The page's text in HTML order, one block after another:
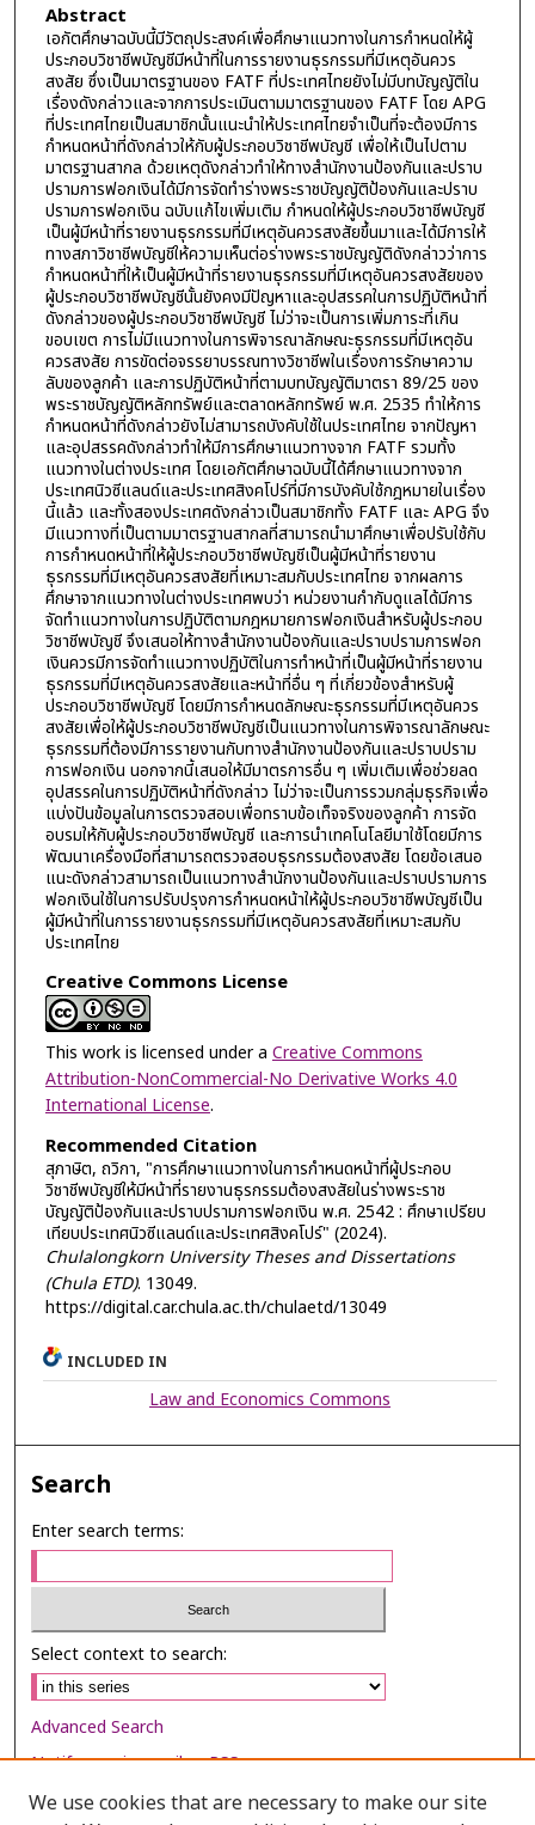
Abstract
เอกัตศึกษาฉบับนี้มีวัตถุประสงค์เพื่อศึกษาแนวทางในการกำหนดให้ผู้
ประกอบวิชาชีพบัญชีมีหน้าที่ในการรายงานธุรกรรมที่มีเหตุอันควร
สงสัย ซึ่งเป็นมาตรฐานของ FATF ที่ประเทศไทยยังไม่มีบทบัญญัติใน
เรื่องดังกล่าวและจากการประเมินตามมาตรฐานของ FATF โดย APG
ที่ประเทศไทยเป็นสมาชิกนั้นแนะนำให้ประเทศไทยจำเป็นที่จะต้องมีการ
กำหนดหน้าที่ดังกล่าวให้กับผู้ประกอบวิชาชีพบัญชี เพื่อให้เป็นไปตาม
มาตรฐานสากล ด้วยเหตุดังกล่าวทำให้ทางสำนักงานป้องกันและปราบ
ปรามการฟอกเงินได้มีการจัดทำร่างพระราชบัญญัติป้องกันและปราบ
ปรามการฟอกเงิน ฉบับแก้ไขเพิ่มเติม กำหนดให้ผู้ประกอบวิชาชีพบัญชี
เป็นผู้มีหน้าที่รายงานธุรกรรมที่มีเหตุอันควรสงสัยขึ้นมาและได้มีการให้
ทางสภาวิชาชีพบัญชีให้ความเห็นต่อร่างพระราชบัญญัติดังกล่าวว่าการ
กำหนดหน้าที่ให้เป็นผู้มีหน้าที่รายงานธุรกรรมที่มีเหตุอันควรสงสัยของ
ผู้ประกอบวิชาชีพบัญชีนั้นยังคงมีปัญหาและอุปสรรคในการปฏิบัติหน้าที่
ดังกล่าวของผู้ประกอบวิชาชีพบัญชี ไม่ว่าจะเป็นการเพิ่มภาระที่เกิน
ขอบเขต การไม่มีแนวทางในการพิจารณาลักษณะธุรกรรมที่มีเหตุอัน
ควรสงสัย การขัดต่อจรรยาบรรณทางวิชาชีพในเรื่องการรักษาความ
ลับของลูกค้า และการปฏิบัติหน้าที่ตามบทบัญญัติมาตรา 89/25 ของ
พระราชบัญญัติหลักทรัพย์และตลาดหลักทรัพย์ พ.ศ. 2535 ทำให้การ
กำหนดหน้าที่ดังกล่าวยังไม่สามารถบังคับใช้ในประเทศไทย จากปัญหา
และอุปสรรคดังกล่าวทำให้มีการศึกษาแนวทางจาก FATF รวมทั้ง
แนวทางในต่างประเทศ โดยเอกัตศึกษาฉบับนี้ได้ศึกษาแนวทางจาก
ประเทศนิวซีแลนด์และประเทศสิงคโปร์ที่มีการบังคับใช้กฎหมายในเรื่อง
นี้แล้ว และทั้งสองประเทศดังกล่าวเป็นสมาชิกทั้ง FATF และ APG จึง
มีแนวทางที่เป็นตามมาตรฐานสากลที่สามารถนำมาศึกษาเพื่อปรับใช้กับ
การกำหนดหน้าที่ให้ผู้ประกอบวิชาชีพบัญชีเป็นผู้มีหน้าที่รายงาน
ธุรกรรมที่มีเหตุอันควรสงสัยที่เหมาะสมกับประเทศไทย จากผลการ
ศึกษาจากแนวทางในต่างประเทศพบว่า หน่วยงานกำกับดูแลได้มีการ
จัดทำแนวทางในการปฏิบัติตามกฎหมายการฟอกเงินสำหรับผู้ประกอบ
วิชาชีพบัญชี จึงเสนอให้ทางสำนักงานป้องกันและปราบปรามการฟอก
เงินควรมีการจัดทำแนวทางปฏิบัติในการทำหน้าที่เป็นผู้มีหน้าที่รายงาน
ธุรกรรมที่มีเหตุอันควรสงสัยและหน้าที่อื่น ๆ ที่เกี่ยวข้องสำหรับผู้
ประกอบวิชาชีพบัญชี โดยมีการกำหนดลักษณะธุรกรรมที่มีเหตุอันควร
สงสัยเพื่อให้ผู้ประกอบวิชาชีพบัญชีเป็นแนวทางในการพิจารณาลักษณะ
ธุรกรรมที่ต้องมีการรายงานกับทางสำนักงานป้องกันและปราบปราม
การฟอกเงิน นอกจากนี้เสนอให้มีมาตรการอื่น ๆ เพิ่มเติมเพื่อช่วยลด
อุปสรรคในการปฏิบัติหน้าที่ดังกล่าว ไม่ว่าจะเป็นการรวมกลุ่มธุรกิจเพื่อ
แบ่งปันข้อมูลในการตรวจสอบเพื่อทราบข้อเท็จจริงของลูกค้า การจัด
อบรมให้กับผู้ประกอบวิชาชีพบัญชี และการนำเทคโนโลยีมาใช้โดยมีการ
พัฒนาเครื่องมือที่สามารถตรวจสอบธุรกรรมต้องสงสัย โดยข้อเสนอ
แนะดังกล่าวสามารถเป็นแนวทางสำนักงานป้องกันและปราบปรามการ
ฟอกเงินใช้ในการปรับปรุงการกำหนดหน้าให้ผู้ประกอบวิชาชีพบัญชีเป็น
ผู้มีหน้าที่ในการรายงานธุรกรรมที่มีเหตุอันควรสงสัยที่เหมาะสมกับ
ประเทศไทย
Creative Commons License
This work is licensed under a Creative Commons
Attribution-NonCommercial-No Derivative Works 4.0
International License.
Recommended Citation
สุภาษิต, ถวิกา, "การศึกษาแนวทางในการกำหนดหน้าที่ผู้ประกอบ
วิชาชีพบัญชีให้มีหน้าที่รายงานธุรกรรมต้องสงสัยในร่างพระราช
บัญญัติป้องกันและปราบปรามการฟอกเงิน พ.ศ. 2542 : ศึกษาเปรียบ
เทียบประเทศนิวซีแลนด์และประเทศสิงคโปร์" (2024).
Chulalongkorn University Theses and Dissertations
(Chula ETD). 13049.
https://digital.car.chula.ac.th/chulaetd/13049
INCLUDED IN
Law and Economics Commons
Search
Enter search terms:
Select context to search:
Advanced Search
Notify me via email orRSS
We use cookies that are necessary to make our site